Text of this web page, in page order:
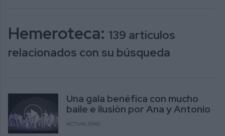
Hemeroteca: 139 artículos
relacionados con su búsqueda
Una gala benéfica con mucho
baile e ilusión por Ana y Antonio
ACTUALIDAD